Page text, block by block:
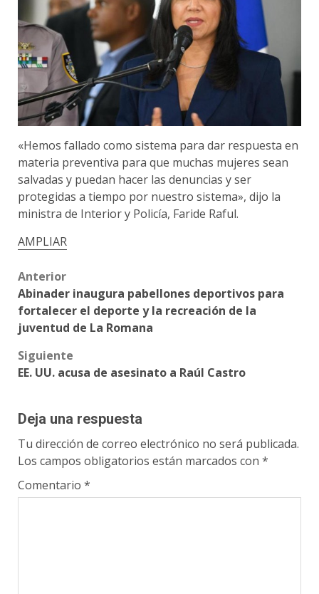
«Hemos fallado como sistema para dar respuesta en
materia preventiva para que muchas mujeres sean
salvadas y puedan hacer las denuncias y ser
protegidas a tiempo por nuestro sistema», dijo la
ministra de Interior y Policía, Faride Raful.
AMPLIAR
Post
navigation
Anterior
Abinader inaugura pabellones deportivos para
fortalecer el deporte y la recreación de la
juventud de La Romana
Siguiente
EE. UU. acusa de asesinato a Raúl Castro
Deja una respuesta
Tu dirección de correo electrónico no será publicada.
Los campos obligatorios están marcados con *
Comentario *